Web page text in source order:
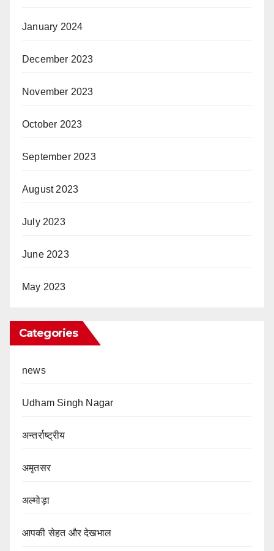
January 2024
December 2023
November 2023
October 2023
September 2023
August 2023
July 2023
June 2023
May 2023
Categories
news
Udham Singh Nagar
अन्तर्राष्ट्रीय
अमृतसर
अल्मोड़ा
आपकी सेहत और देखभाल